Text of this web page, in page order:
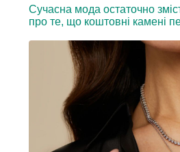
Сучасна мода остаточно
про те, що коштовні камені